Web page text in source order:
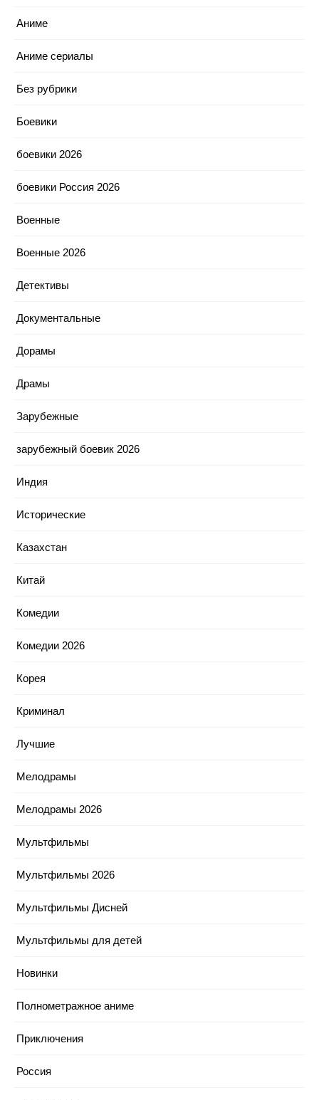
Аниме
Аниме сериалы
Без рубрики
Боевики
боевики 2026
боевики Россия 2026
Военные
Военные 2026
Детективы
Документальные
Дорамы
Драмы
Зарубежные
зарубежный боевик 2026
Индия
Исторические
Казахстан
Китай
Комедии
Комедии 2026
Корея
Криминал
Лучшие
Мелодрамы
Мелодрамы 2026
Мультфильмы
Мультфильмы 2026
Мультфильмы Дисней
Мультфильмы для детей
Новинки
Полнометражное аниме
Приключения
Россия